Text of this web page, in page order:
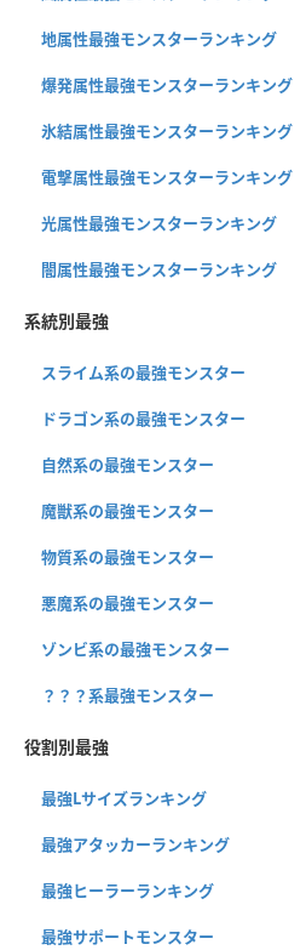
地属性最強モンスターランキング
爆発属性最強モンスターランキング
氷結属性最強モンスターランキング
電撃属性最強モンスターランキング
光属性最強モンスターランキング
闇属性最強モンスターランキング
系統別最強
スライム系の最強モンスター
ドラゴン系の最強モンスター
自然系の最強モンスター
魔獣系の最強モンスター
物質系の最強モンスター
悪魔系の最強モンスター
ゾンビ系の最強モンスター
？？？系最強モンスター
役割別最強
最強Lサイズランキング
最強アタッカーランキング
最強ヒーラーランキング
最強サポートモンスター